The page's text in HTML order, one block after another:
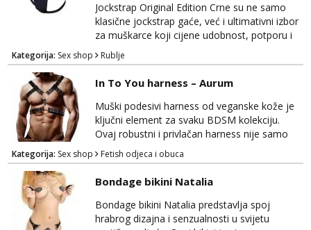
Margareta
Razgovaram :)
Tel: 064/677-677
tel:0,93€ - mob:1,12€ min
Alisa
Čekam tvoj poziv!
Tel:064/677-677 - Kod: #106
Čekam tvoj poziv!
Tel:064/677-677- Kod: #123
tel:0,93€ - mob:1,12€ min
Jockstrap Original Edition Crne su ne samo
klasične jockstrap gaće, već i ultimativni izbor
za muškarce koji cijene udobnost, potporu i
stil u isto vrijeme. Ovaj originalni dizajn
jockstrap gaća ističe se svojom sposobnošću
da podupire, štiti i smanjuje naprezanje, čineći
ih odličnim izborom za različite prilike. Ove
crne jockstrap gaće kombiniraju izdržljivu
tkaninu i anatomski oblikovani diza...
Kategorija: Sex shop Rublje
In To You harness – Aurum
Muški podesivi harness od veganske kože je
ključni element za svaku BDSM kolekciju.
Ovaj robustni i privlačan harness nije samo
modni izraz, već i praktičan dodatak za
istraživanje svijeta dominacije i podložnosti.
Izrađen od visokokvalitetne veganske kože,
ovaj harness je ne samo estetski privlačan,
već i udoban za nošenje. Podesive trake
omogućuju vam prilagodbu veličine za
Kategorija: Sex shop Fetish odjeca i obuca
Bondage bikini Natalia
Bondage bikini Natalia predstavlja spoj
hrabrog dizajna i senzualnosti u svijetu